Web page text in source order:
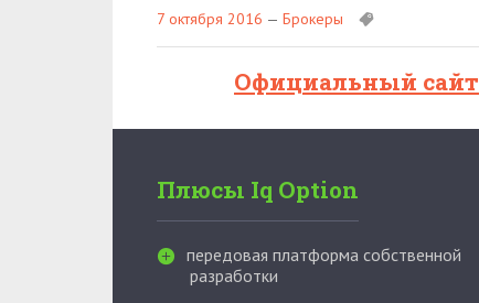
7 октября 2016 — Брокеры
Официальный сайт
Плюсы Iq Option
передовая платформа собственной
разработки